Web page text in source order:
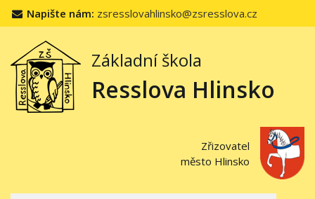
Napište nám: zsresslovahlinsko@zsresslova.cz
Základní škola
Resslova Hlinsko
Zřizovatel
město Hlinsko